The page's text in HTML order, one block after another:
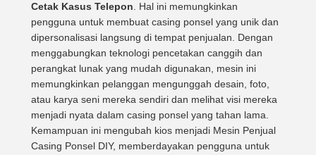
Cetak Kasus Telepon . Hal ini memungkinkan
pengguna untuk membuat casing ponsel yang unik dan
dipersonalisasi langsung di tempat penjualan. Dengan
menggabungkan teknologi pencetakan canggih dan
perangkat lunak yang mudah digunakan, mesin ini
memungkinkan pelanggan mengunggah desain, foto,
atau karya seni mereka sendiri dan melihat visi mereka
menjadi nyata dalam casing ponsel yang tahan lama.
Kemampuan ini mengubah kios menjadi Mesin Penjual
Casing Ponsel DIY, memberdayakan pengguna untuk